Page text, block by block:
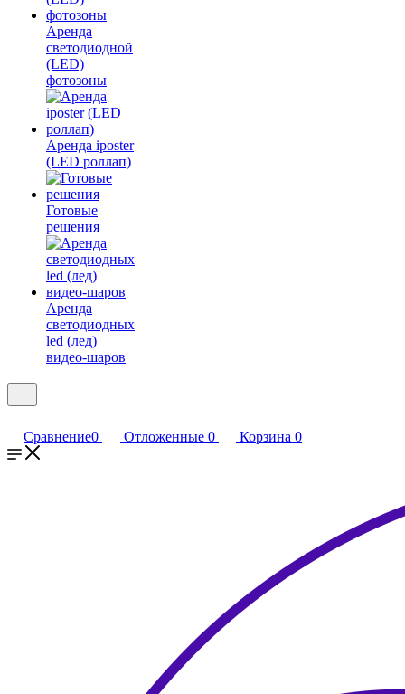
Аренда
светодиодной
(LED)
фотозоны
Аренда iposter
(LED роллап)
Готовые
решения
Аренда
светодиодных
led (лед)
видео-шаров
Сравнение0 Отложенные 0 Корзина 0